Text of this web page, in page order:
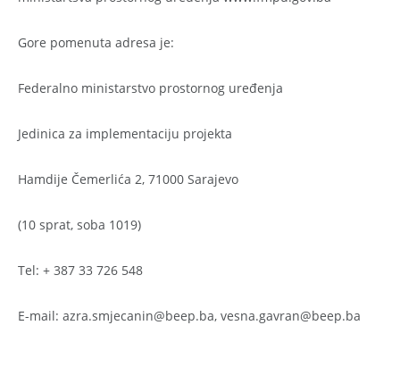
Gore pomenuta adresa je:
Federalno ministarstvo prostornog uređenja
Jedinica za implementaciju projekta
Hamdije Čemerlića 2, 71000 Sarajevo
(10 sprat, soba 1019)
Tel: + 387 33 726 548
E-mail: azra.smjecanin@beep.ba, vesna.gavran@beep.ba